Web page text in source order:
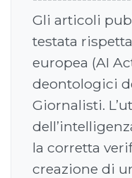
Gli articoli
testata
europea (AI
deontologici
Giornalisti.
la corretta
creazione di